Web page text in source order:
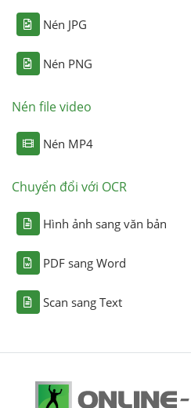
Nén JPG
Nén PNG
Nén file video
Nén MP4
Chuyển đổi với OCR
Hình ảnh sang văn bản
PDF sang Word
Scan sang Text